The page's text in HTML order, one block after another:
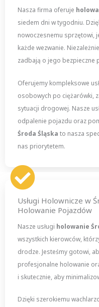
Nasza firma oferuje
siedem dni w tygodniu.
nowoczesnemu sprzętowi,
każde wezwanie.
zadbają o jego bezpieczne
Oferujemy kompleksowe
osobowych po ciężarówki,
sytuacji drogowej. Nasze
odpalenie pojazdu oraz
Środa Śląska to nasza
nas priorytetem.
Usługi Holownicze w
Holowanie Pojazdów
Nasze usługi holowanie
wszystkich kierowców,
drodze. Jesteśmy gotowi,
profesjonalne holowanie
i skutecznie, aby
Dzięki szerokiemu